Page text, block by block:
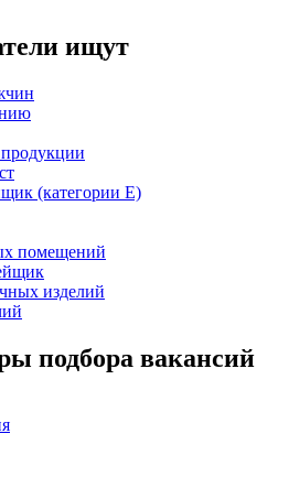
ищут
(категории Е)
помещений
изделий
подбора вакансий